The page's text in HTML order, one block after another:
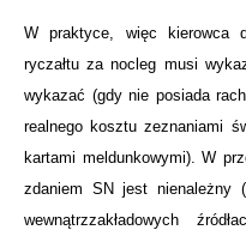
W praktyce, więc kierowca
ryczałtu za nocleg musi
wykazać (gdy nie posiada
realnego kosztu zeznaniami
kartami meldunkowymi). W
zdaniem SN jest nienależny
wewnątrzzakładowych